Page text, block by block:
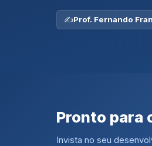
✍️Prof. Fernando
Pronto para
Invista no seu